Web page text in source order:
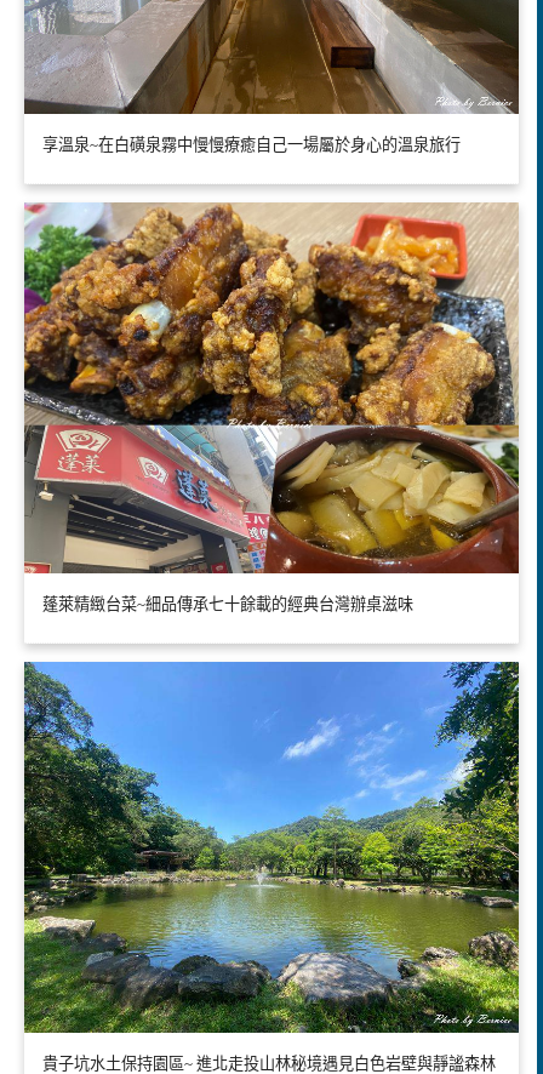
享溫泉~在白磺泉霧中慢慢療癒自己一場屬於身心的溫泉旅行
蓬萊精緻台菜~細品傳承七十餘載的經典台灣辦桌滋味
貴子坑水土保持園區~ 進北走投山林秘境遇見白色岩壁與靜謐森林